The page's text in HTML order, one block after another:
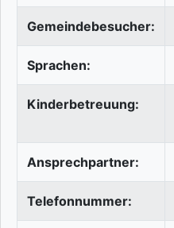
Gemeindebesucher:
Sprachen:
Kinderbetreuung:
Ansprechpartner:
Telefonnummer: